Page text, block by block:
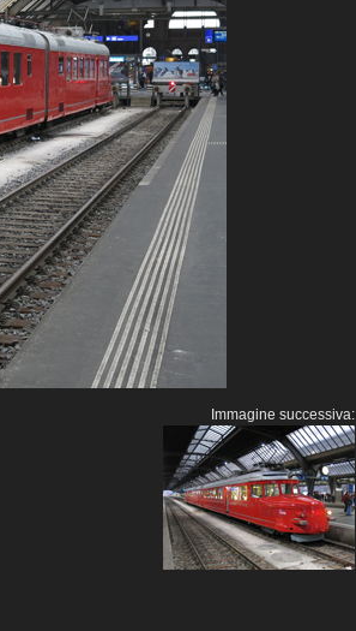
Immagine successiva: